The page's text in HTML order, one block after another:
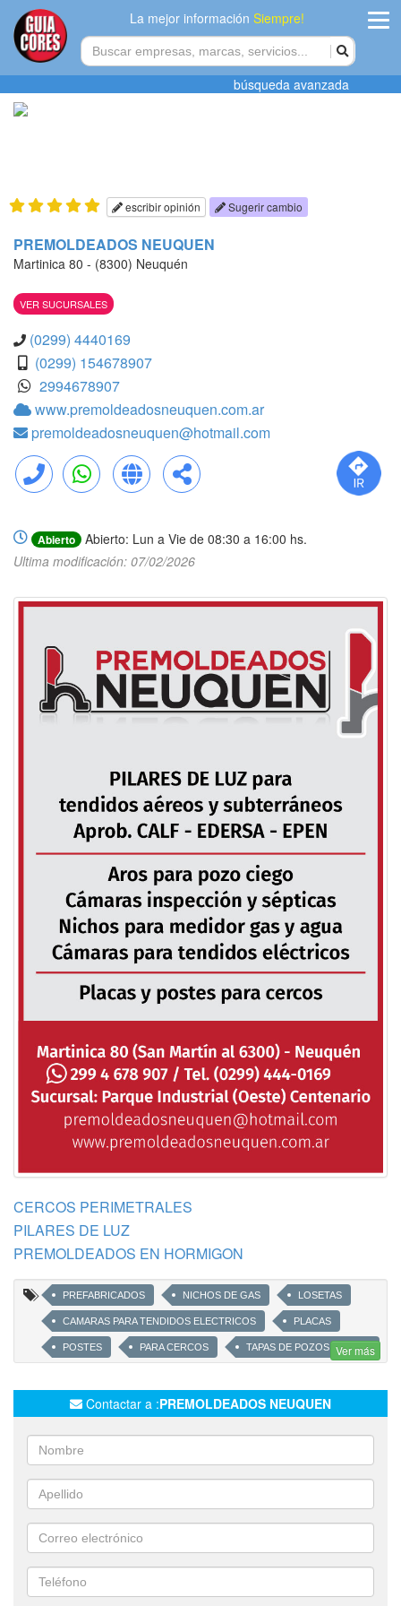
La mejor informaciónSiempre!
Agregar
búsqueda avanzada
escribir opinión Sugerir cambio
PREMOLDEADOS NEUQUEN
Martinica 80 - (8300) Neuquén
VER SUCURSALES
(0299) 4440169
(0299) 154678907
2994678907
www.premoldeadosneuquen.com.ar
premoldeadosneuquen@hotmail.com
Llamar WhatsApp Web Compartir
Abierto
Abierto: Lun a Vie de 08:30 a 16:00 hs.
Ultima modificación: 07/02/2026
CERCOS PERIMETRALES
PILARES DE LUZ
PREMOLDEADOS EN HORMIGON
PREFABRICADOS NICHOS DE GAS LOSETAS
CAMARAS PARA TENDIDOS ELECTRICOS PLACAS
POSTES PARA CERCOS TAPAS DE POZOS CIEGOS
BASES PARA COLUMNAS DE ILUMINACION
MODULOS PARA ALCANTARILLAS
PLACAS Y POSTES PARA CERRAMIENTOS
OMEGAS AROS PARA POZOS CIEGOS
CAMARAS DE INSPECCION
Ver más
Contactar a :PREMOLDEADOS NEUQUEN